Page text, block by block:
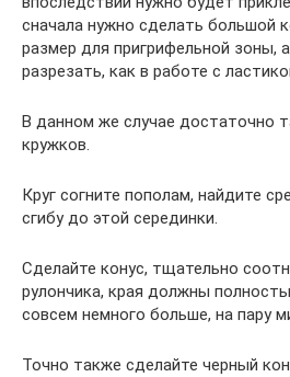
сначала нужно сделать большой
размер для пригрифельной зоны,
разрезать, как в работе с
В данном же случае достаточно
кружков.
Круг согните пополам, найдите
сгибу до этой серединки.
Сделайте конус, тщательно
рулончика, края должны
совсем немного больше, на пару
Точно также сделайте черный